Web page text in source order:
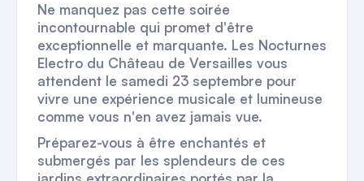
Ne manquez pas cette soirée
incontournable qui promet d'être
exceptionnelle et marquante. Les Nocturnes
Electro du Château de Versailles vous
attendent le samedi 23 septembre pour
vivre une expérience musicale et lumineuse
comme vous n'en avez jamais vue.
Préparez-vous à être enchantés et
submergés par les splendeurs de ces